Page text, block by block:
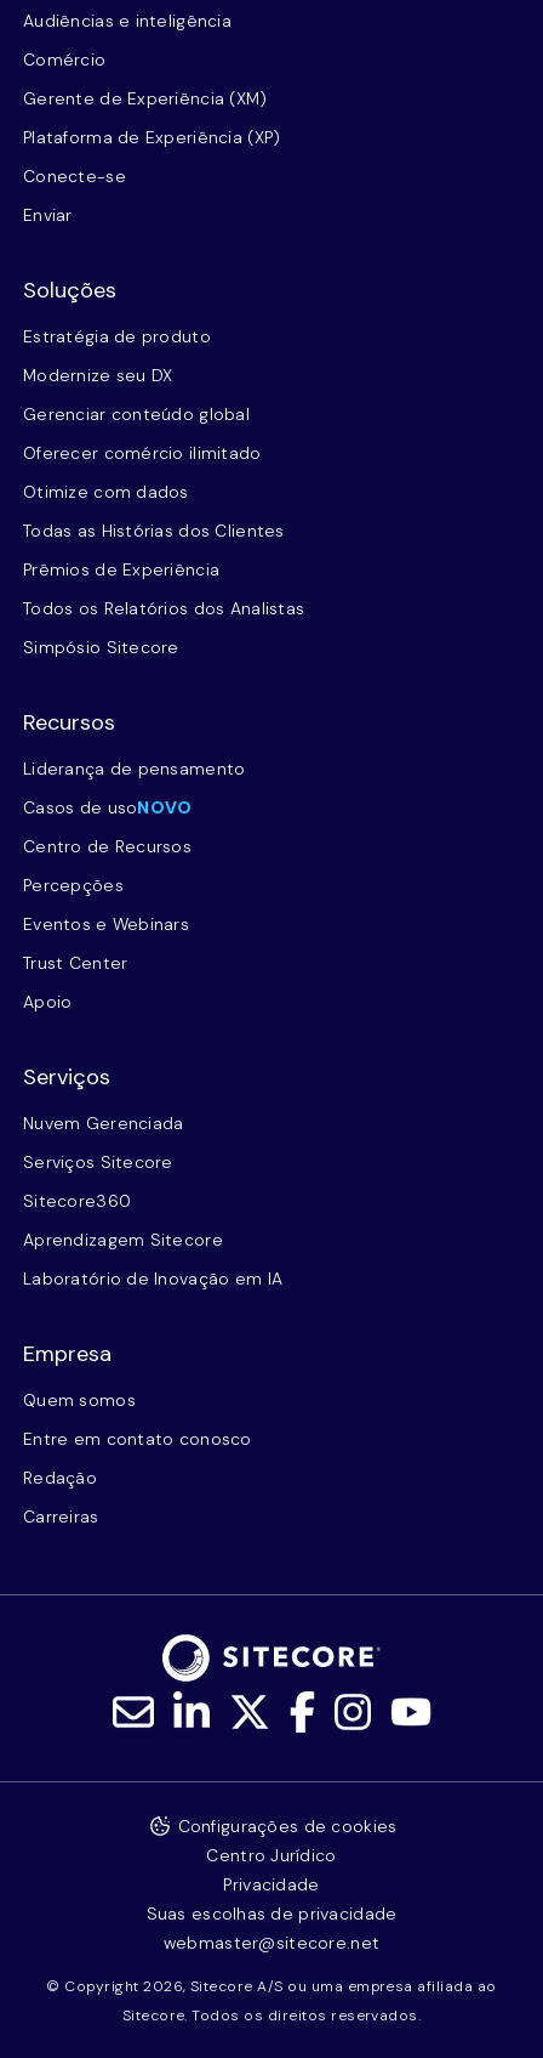
Audiências e inteligência
Comércio
Gerente de Experiência (XM)
Plataforma de Experiência (XP)
Conecte-se
Enviar
Soluções
Estratégia de produto
Modernize seu DX
Gerenciar conteúdo global
Oferecer comércio ilimitado
Otimize com dados
Todas as Histórias dos Clientes
Prêmios de Experiência
Todos os Relatórios dos Analistas
Simpósio Sitecore
Recursos
Liderança de pensamento
Casos de usoNOVO
Centro de Recursos
Percepções
Eventos e Webinars
Trust Center
Apoio
Serviços
Nuvem Gerenciada
Serviços Sitecore
Sitecore360
Aprendizagem Sitecore
Laboratório de Inovação em IA
Empresa
Quem somos
Entre em contato conosco
Redação
Carreiras
© Copyright 2026, Sitecore A/S ou uma empresa afiliada ao
Sitecore. Todos os direitos reservados.
Configurações de cookies
Centro Jurídico
Privacidade
Suas escolhas de privacidade
webmaster@sitecore.net